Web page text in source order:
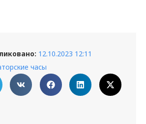
12.10.2023 12:11
часы